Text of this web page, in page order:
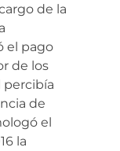
de la
el pago
de los
percibía
de
el
la